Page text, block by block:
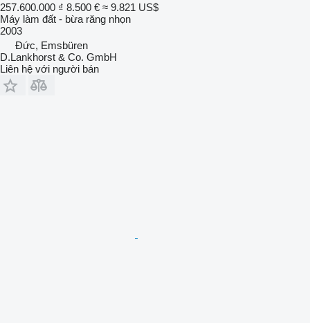
257.600.000 ₫ 8.500 € ≈ 9.821 US$
Máy làm đất - bừa răng nhọn
2003
Đức, Emsbüren
D.Lankhorst & Co. GmbH
Liên hệ với người bán